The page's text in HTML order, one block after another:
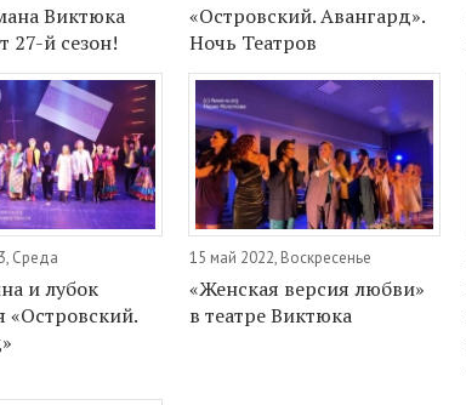
Виктюка
27-й сезон!
«Островский. Авангард».
Ночь Театров
Среда
и лубок
«Островский.
15 май 2022, Воскресенье
«Женская версия любви»
в театре Виктюка